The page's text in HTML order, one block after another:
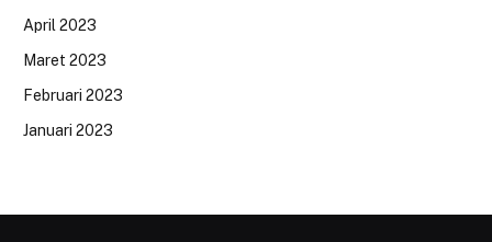
April 2023
Maret 2023
Februari 2023
Januari 2023